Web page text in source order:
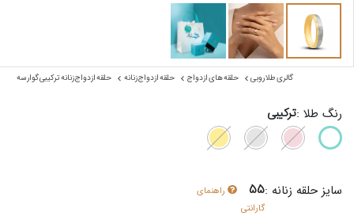
گالری طلا روبی حلقه های ازدواج حلقه ازدواج زنانه حلقه ازدواج زنانه ترکیبی گوار سه
رنگ طلا :ترکیبی
سایز حلقه زنانه :55
راهنمای
گارانتی